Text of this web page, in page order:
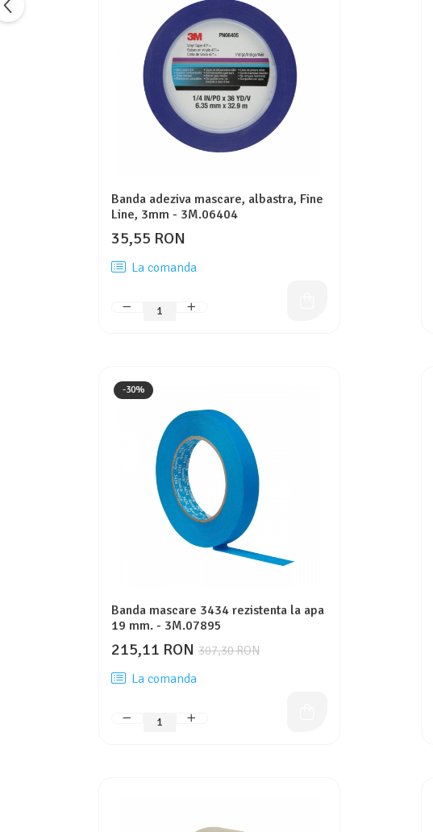
Banda adeziva mascare, albastra, Fine
Line, 3mm - 3M.06404
35,55 RON
La comanda
-30%
Banda mascare 3434 rezistenta la apa
19 mm. - 3M.07895
307,30 RON
215,11 RON
La comanda